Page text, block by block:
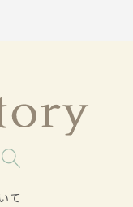
て